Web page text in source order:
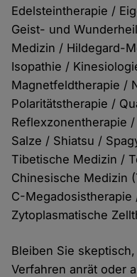
Edelsteintherapie /
Geist- und
Medizin / Hildegard-
Isopathie /
Magnetfeldtherapie /
Polaritätstherapie /
Reflexzonentherapie
Salze / Shiatsu /
Tibetische Medizin /
Chinesische Medizin
C-
Zytoplasmatische
Bleiben Sie
Verfahren anrät oder